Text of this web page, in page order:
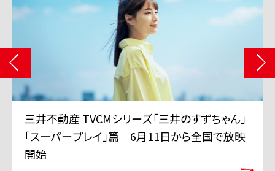
三井不動産 TVCMシリーズ「三井のすずちゃん」
「スーパープレイ」篇 6月11日から全国で放映
開始